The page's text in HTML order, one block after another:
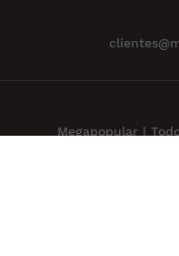
Megapopular |